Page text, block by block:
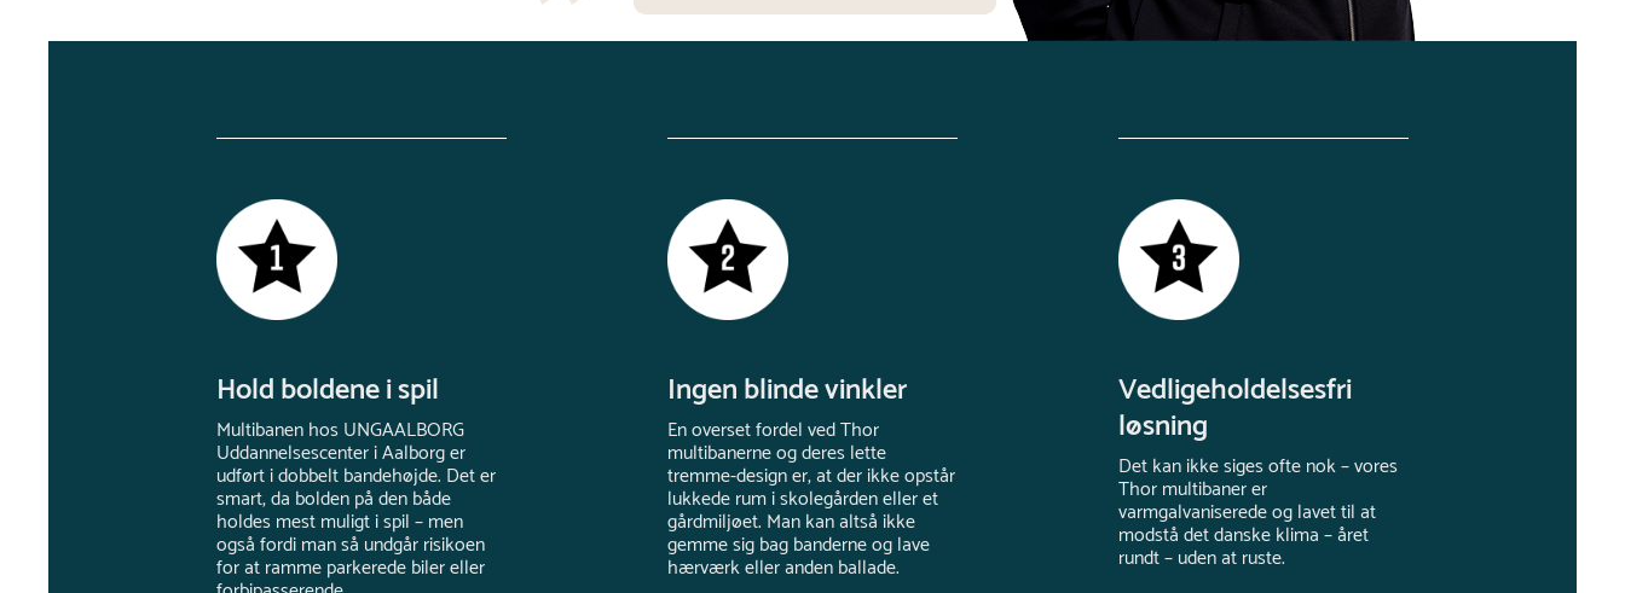
Hold boldene i spil
Multibanen hos UNGAALBORG
Uddannelsescenter i Aalborg er
udført i dobbelt bandehøjde. Det er
smart, da bolden på den både
holdes mest muligt i spil – men
også fordi man så undgår risikoen
for at ramme parkerede biler eller
Ingen blinde vinkler
En overset fordel ved Thor
multibanerne og deres lette
tremme-design er, at der ikke opstår
lukkede rum i skolegården eller et
gårdmiljøet. Man kan altså ikke
gemme sig bag banderne og lave
hærværk eller anden ballade.
Vedligeholdelsesfri
løsning
Det kan ikke siges ofte nok – vores
Thor multibaner er
varmgalvaniserede og lavet til at
modstå det danske klima – året
rundt – uden at ruste.